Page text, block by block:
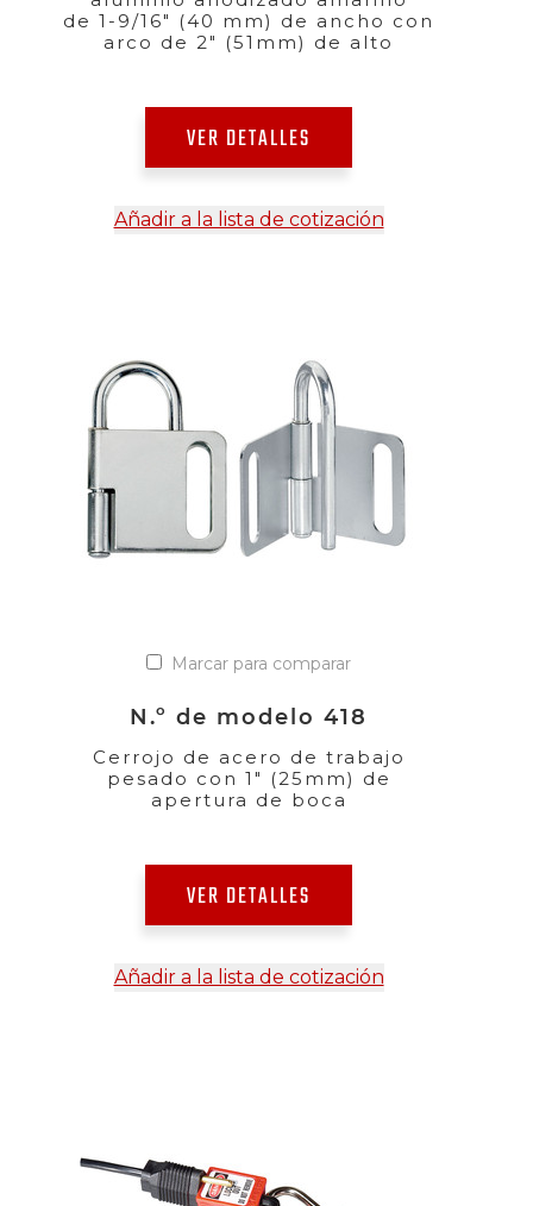
de 1-9/16" (40 mm) de ancho con
arco de 2" (51mm) de alto
VER DETALLES
Añadir a la lista de cotización
Marcar para comparar
N.º de modelo 418
Cerrojo de acero de trabajo
pesado con 1" (25mm) de
apertura de boca
VER DETALLES
Añadir a la lista de cotización